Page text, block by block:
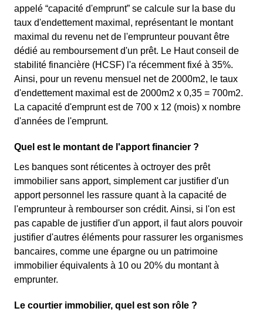
appelé “capacité d'emprunt” se calcule sur la base du
taux d'endettement maximal, représentant le montant
maximal du revenu net de l'emprunteur pouvant être
dédié au remboursement d'un prêt. Le Haut conseil de
stabilité financière (HCSF) l'a récemment fixé à 35%.
Ainsi, pour un revenu mensuel net de 2000m2, le taux
d'endettement maximal est de 2000m2 x 0,35 = 700m2.
La capacité d'emprunt est de 700 x 12 (mois) x nombre
d'années de l'emprunt.
Quel est le montant de l'apport financier ?
Les banques sont réticentes à octroyer des prêt
immobilier sans apport, simplement car justifier d'un
apport personnel les rassure quant à la capacité de
l'emprunteur à rembourser son crédit. Ainsi, si l'on est
pas capable de justifier d'un apport, il faut alors pouvoir
justifier d'autres éléments pour rassurer les organismes
bancaires, comme une épargne ou un patrimoine
immobilier équivalents à 10 ou 20% du montant à
emprunter.
Le courtier immobilier, quel est son rôle ?